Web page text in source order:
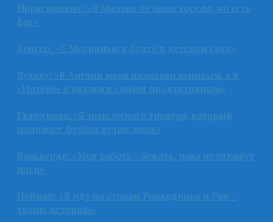
Ибрагимович: «В Милане не было короля, но есть
Бог»
Венгер: «С Моуринью я будто в детском саду»
Лукаку: «В Англии меня называли ленивым, а в
«Интере» я оказался самым продуктивным»
Гвардиола: «Я знаю одного тренера, который
понимает футбол лучше меня»
Вальверде: «Моя работа – бежать, пока не откажут
ноги»
Неймар: «Я иду по стопам Роналдиньо и Раи –
творю историю»